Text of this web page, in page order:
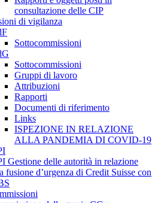
consultazione delle CIP
di vigilanza
Sottocommissioni
Sottocommissioni
Gruppi di lavoro
Attribuzioni
Rapporti
Documenti di riferimento
Links
ISPEZIONE IN RELAZIONE
ALLA PANDEMIA DI COVID-19
Gestione delle autorità in relazione
fusione d’urgenza di Credit Suisse con